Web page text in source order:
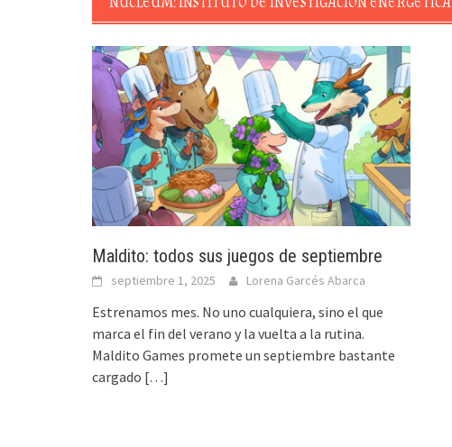
Maldito: todos sus juegos de septiembre
septiembre 1, 2025 Lorena Garcés Abarca
Estrenamos mes. No uno cualquiera, sino el que
marca el fin del verano y la vuelta a la rutina.
Maldito Games promete un septiembre bastante
cargado […]